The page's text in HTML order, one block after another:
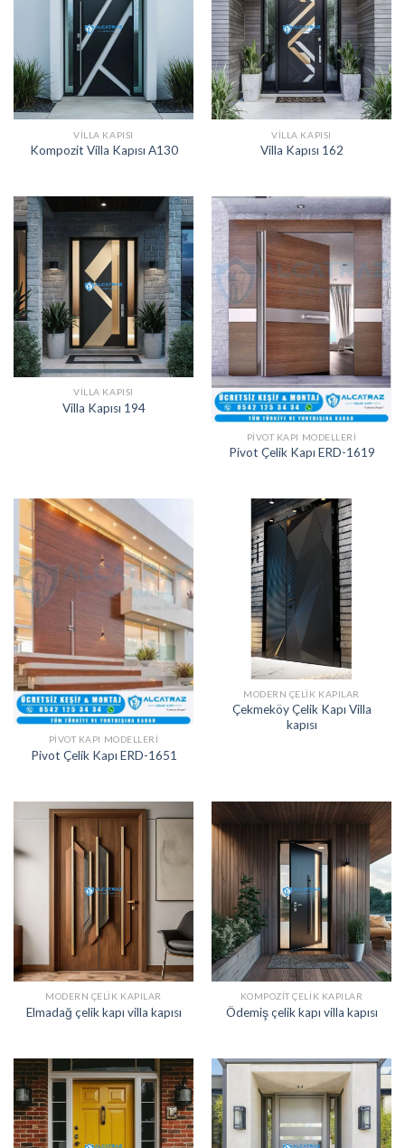
VILLA KAPISI
Kompozit Villa Kapısı A130
VILLA KAPISI
Villa Kapısı 162
VILLA KAPISI
Villa Kapısı 194
PIVOT KAPI MODELLERI
Pivot Çelik Kapı ERD-1619
PIVOT KAPI MODELLERI
Pivot Çelik Kapı ERD-1651
MODERN ÇELIK KAPILAR
Çekmeköy Çelik Kapı Villa
kapısı
MODERN ÇELIK KAPILAR
Elmadağ çelik kapı villa kapısı
KOMPOZIT ÇELIK KAPILAR
Ödemiş çelik kapı villa kapısı